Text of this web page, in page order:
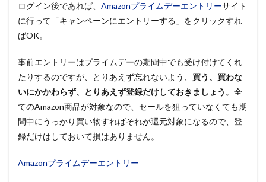
ログイン後であれば、 Amazonプライムデーエントリーサイト
に行って「キャンペーンにエントリーする」をクリックすれ
ばOK。
事前エントリーはプライムデーの期間中でも受け付けてくれ
たりするのですが、とりあえず忘れないよう、 買う、買わな
いにかかわらず、とりあえず登録だけしておきましょう 。全
てのAmazon商品が対象なので、セールを狙っていなくても期
間中にうっかり買い物すればそれが還元対象になるので、登
録だけはしておいて損はありません。
Amazonプライムデーエントリー